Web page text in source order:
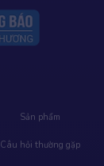
Sản phẩm
Câu hỏi thường gặp